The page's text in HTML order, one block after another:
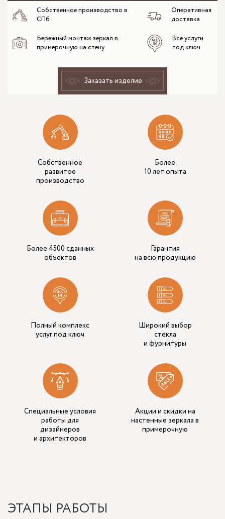
Собственное производство в
СПб
Оперативная
доставка
Бережный монтаж зеркал в
примерочную на стену
Все услуги
под ключ
Заказать изделие
Собственное
развитое
производство
Более
10 лет опыта
Более 4500 сданных
объектов
Гарантия
на всю продукцию
Полный комплекс
услуг под ключ
Широкий выбор
стекла
и фурнитуры
Специальные условия
работы для
дизайнеров
и архитекторов
Акции и скидки на
настенные зеркала в
примерочную
ЭТАПЫ РАБОТЫ